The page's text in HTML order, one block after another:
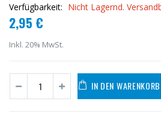
Verfügbarkeit: Nicht Lagernd.
2,95 €
Inkl. 20% MwSt.
IN DEN WARENKORB